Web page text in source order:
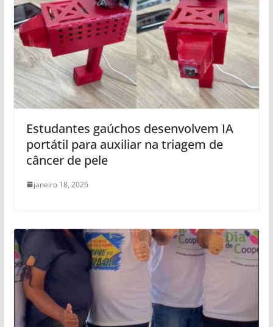
Estudantes gaúchos desenvolvem IA
portátil para auxiliar na triagem de
câncer de pele
janeiro 18, 2026